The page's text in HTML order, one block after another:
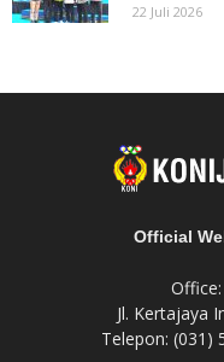
22 Juli 2026
Official
Jl. Kertajaya
Telepon: (031)